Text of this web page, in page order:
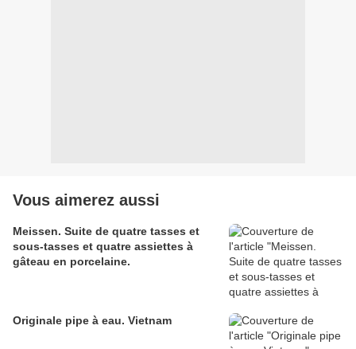
Vous aimerez aussi
Meissen. Suite de quatre tasses et
sous-tasses et quatre assiettes à
gâteau en porcelaine.
Originale pipe à eau. Vietnam